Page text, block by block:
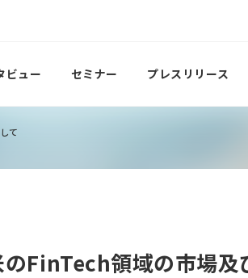
ビュー セミナー プレスリリース
て
FinTech領域の市場及